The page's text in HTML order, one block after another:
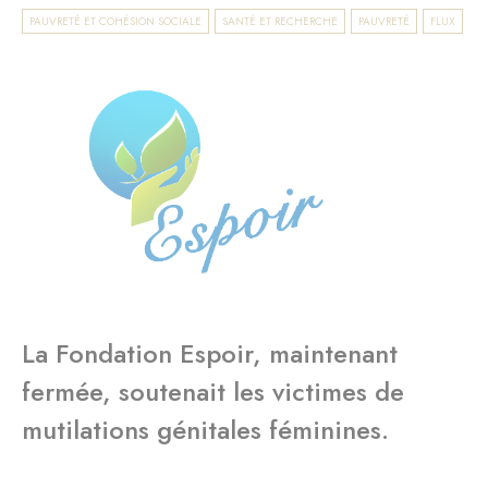
PAUVRETÉ ET COHÉSION SOCIALE SANTÉ ET RECHERCHE PAUVRETÉ FLUX
La Fondation Espoir, maintenant
fermée, soutenait les victimes de
mutilations génitales féminines.